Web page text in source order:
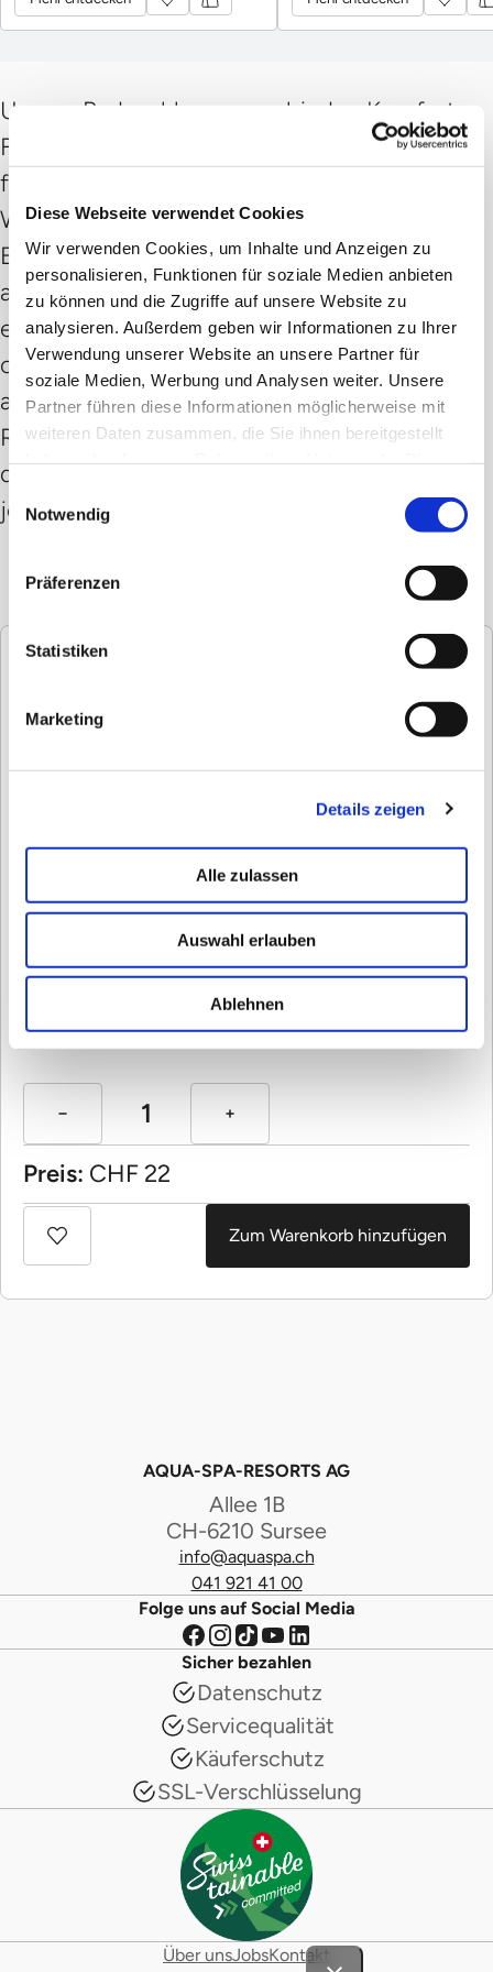
Diese Webseite verwendet Cookies
Wir verwenden Cookies, um Inhalte und Anzeigen zu
personalisieren, Funktionen für soziale Medien anbieten
zu können und die Zugriffe auf unsere Website zu
analysieren. Außerdem geben wir Informationen zu Ihrer
Verwendung unserer Website an unsere Partner für
soziale Medien, Werbung und Analysen weiter. Unsere
Partner führen diese Informationen möglicherweise mit
weiteren Daten zusammen, die Sie ihnen bereitgestellt
Notwendig
Präferenzen
Statistiken
Marketing
Details zeigen
Alle zulassen
Auswahl erlauben
Ablehnen
entlasten die Gelenke sanft.
Unsere Badeschlappen verbinden Komfort,
Funktionalität und modernes Design – ideal
für entspannte Stunden im Spa oder
Wellnessbereich. Das leichte, wasserfeste
EVA-Material sorgt für sicheren Halt und ein
angenehmes Tragegefühl. Dank der
ergonomischen Form werden die Füsse
optimal unterstützt, die Schritte sanft
abgefedert und die Gelenke entlastet.
Rutschfest, bequem und langlebig bieten
diese Badeschlappen höchsten Komfort bei
jedem Schritt.
Rutsch- & wasserfest für sicheren Halt
Variante:
Anzahl:
Preis: CHF22
Zum Warenkorb hinzufügen
AQUA-SPA-RESORTS AG
Allee 1B
CH-6210 Sursee
info@aquaspa.ch
041 921 41 00
Folge uns auf Social Media
Sicher bezahlen
Datenschutz
Servicequalität
Käuferschutz
SSL-Verschlüsselung
Über unsJobsKontakt